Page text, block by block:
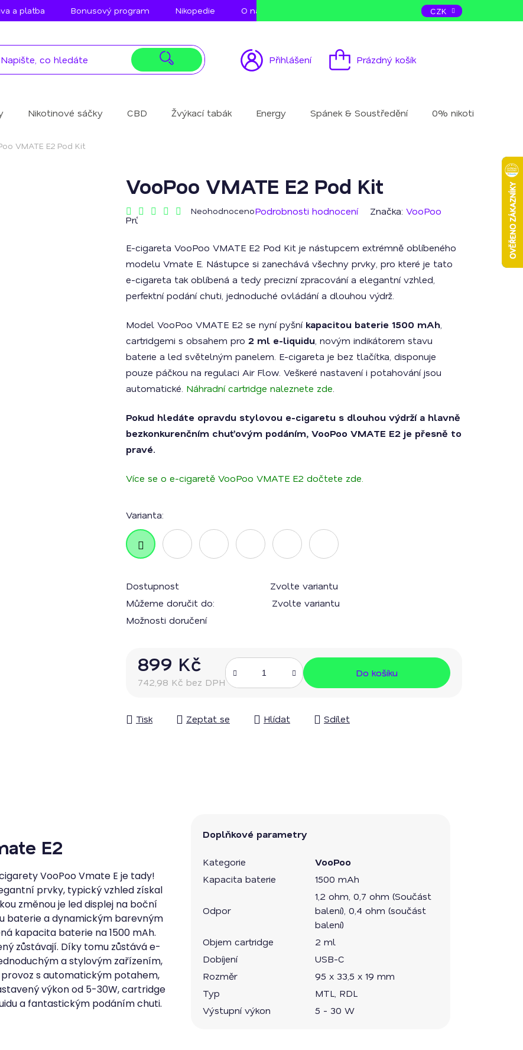
a platba Bonusový program Nikopedie O nás CZK
Přihlášení
Nákupní
Prázdný košík
Nikotinové sáčky CBD Žvýkací tabák Energy Spánek & Soustředění 0% nikotinu
VMATE E2 Pod Kit
VooPoo VMATE E2 Pod Kit
Průměrné
je
z
5
hvězdiček.
NeohodnocenoPodrobnosti hodnocení Značka: VooPoo
E-cigareta VooPoo VMATE E2 Pod Kit je nástupcem extrémně oblíbeného
modelu Vmate E. Nástupce si zanechává všechny prvky, pro které je tato
e-cigareta tak oblíbená a tedy precizní zpracování a elegantní vzhled,
perfektní podání chuti, jednoduché ovládání a dlouhou výdrž.
Model VooPoo VMATE E2 se nyní pyšní kapacitou baterie 1500 mAh
cartridgemi s obsahem pro 2 ml e-liquidu , novým indikátorem stavu
baterie a led světelným panelem. E-cigareta je bez tlačítka, disponuje
pouze páčkou na regulaci Air Flow. Veškeré nastavení i potahování jsou
automatické. Náhradní cartridge naleznete zde
Pokud hledáte opravdu stylovou e-cigaretu s dlouhou výdrží a hlavně
bezkonkurenčním chuťovým podáním, VooPoo VMATE E2 je přesně to
pravé.
Více se o e-cigaretě VooPoo VMATE E2 dočtete zde.
Varianta:
Dostupnost
Zvolte variantu
Můžeme doručit do:
Zvolte variantu
Možnosti doručení
899 Kč
742,98 Kč bez DPH
Do košíku
Tisk Zeptat se Hlídat Sdílet
E2
VooPoo Vmate E je tady!
prvky, typický vzhled získal
změnou je led displej na boční
baterie a dynamickým barevným
kapacita baterie na 1500 mAh.
zůstávají. Díky tomu zůstává e-
a stylovým zařízením,
s automatickým potahem,
výkon od 5-30W, cartridge
a fantastickým podáním chuti.
Doplňkové parametry
Kategorie
VooPoo
Kapacita baterie
1500 mAh
Odpor
1,2 ohm, 0,7 ohm (Součást
balení), 0,4 ohm (součást
balení)
Objem cartridge
2 ml
Dobíjení
USB-C
Rozměr
95 x 33,5 x 19 mm
Typ
MTL, RDL
Výstupní výkon
5 - 30 W